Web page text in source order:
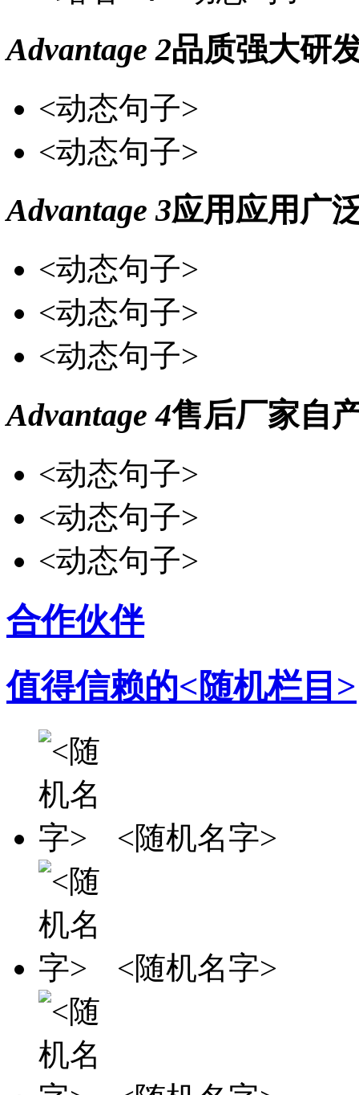
Advantage 2品质强大研
<动态句子>
<动态句子>
Advantage 3应用应用广
<动态句子>
<动态句子>
<动态句子>
Advantage 4售后厂家自
<动态句子>
<动态句子>
<动态句子>
合作伙伴
值得信赖的<随机栏目>
<随机名字>
<随机名字>